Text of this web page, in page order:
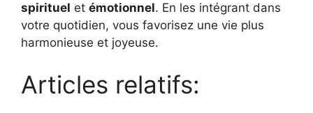
spirituel et émotionnel. En les intégrant dans
votre quotidien, vous favorisez une vie plus
harmonieuse et joyeuse.
Articles relatifs: